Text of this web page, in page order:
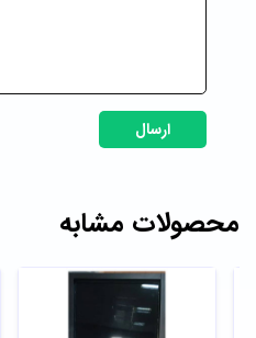
ارسال
محصولات مشابه